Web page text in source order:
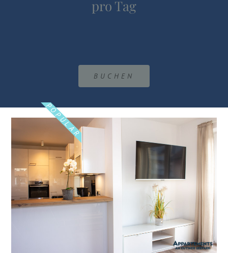
pro Tag
BUCHEN
POPULAR